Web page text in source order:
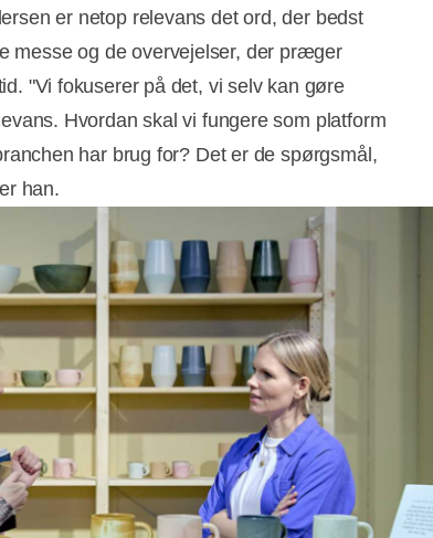
er netop relevans det ord, der bedst
messe og de overvejelser, der præger
"Vi fokuserer på det, vi selv kan gøre
Hvordan skal vi fungere som platform
har brug for? Det er de spørgsmål,
han.
Annonce